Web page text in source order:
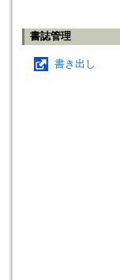
書誌管理
書き出し